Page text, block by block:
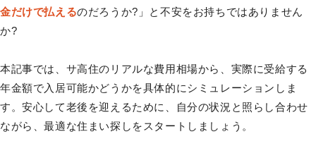
金だけで払えるのだろうか?」と不安をお持ちではありません
か?
本記事では、サ高住のリアルな費用相場から、実際に受給する
年金額で入居可能かどうかを具体的にシミュレーションしま
す。安心して老後を迎えるために、自分の状況と照らし合わせ
ながら、最適な住まい探しをスタートしましょう。